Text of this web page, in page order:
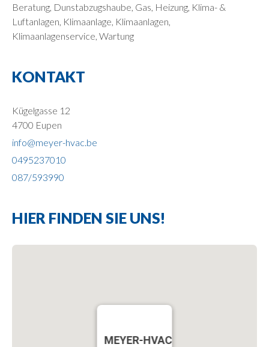
Beratung, Dunstabzugshaube, Gas, Heizung, Klima- &
Luftanlagen, Klimaanlage, Klimaanlagen,
Klimaanlagenservice, Wartung
KONTAKT
Kügelgasse 12
4700 Eupen
info@meyer-hvac.be
0495237010
087/593990
HIER FINDEN SIE UNS!
MEYER-HVAC